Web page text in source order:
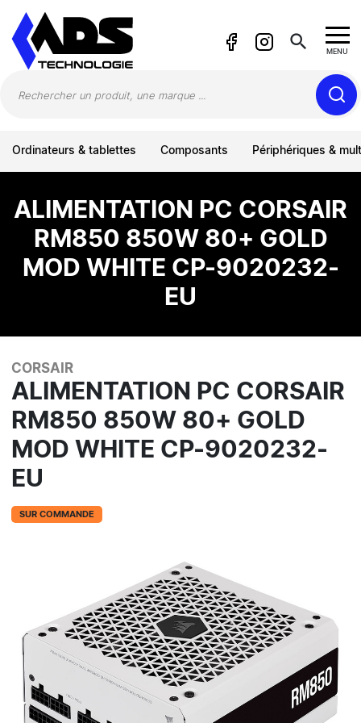
search MENU
Ordinateurs & tablettes Composants Périphériques &
ALIMENTATION PC CORSAIR
RM850 850W 80+ GOLD
MOD WHITE CP-9020232-
EU
CORSAIR
ALIMENTATION PC CORSAIR
RM850 850W 80+ GOLD
MOD WHITE CP-9020232-
EU
SUR COMMANDE